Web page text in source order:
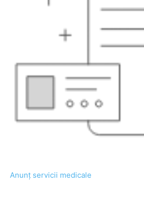
Anunț servicii medicale